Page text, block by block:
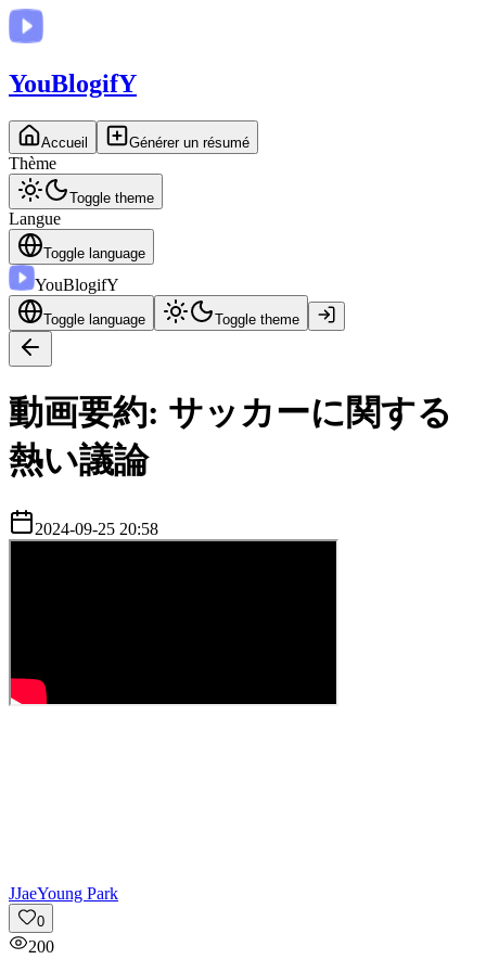
YouBlogifY
Accueil Générer un résumé
Thème
Toggle theme
Langue
Toggle language
YouBlogifY
Toggle language Toggle theme
動画要約: サッカーに関する
熱い議論
2024-09-25 20:58
JJaeYoung Park
0
200